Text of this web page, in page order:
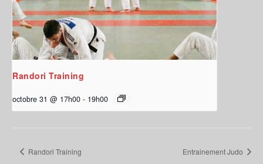
Randori Training
octobre 31 @ 17h00 - 19h00
Randori Training Entrainement Judo